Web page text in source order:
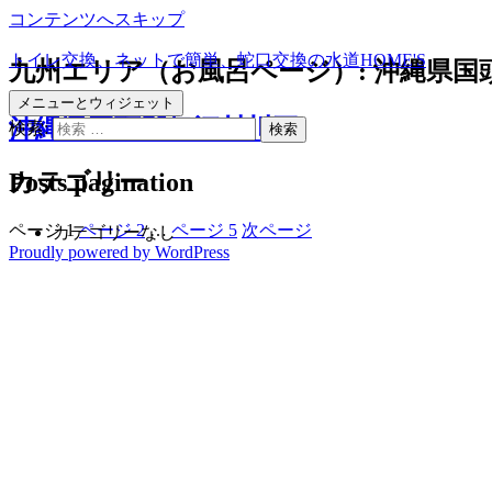
コンテンツへスキップ
トイレ交換、ネットで簡単、蛇口交換の水道HOME'S
メニューとウィジェット
検索:
カテゴリー
カテゴリーなし
九州エリア（お風呂ページ）:沖縄県国
沖縄県国頭郡伊江村川平
Posts pagination
ページ1 ページ2 … ページ 5 次ページ
Proudly powered by WordPress